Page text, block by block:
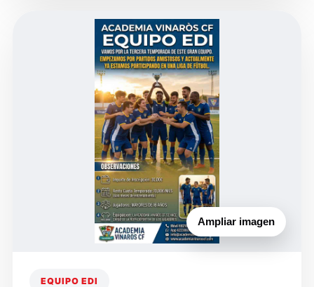
Ampliar imagen
EQUIPO EDI